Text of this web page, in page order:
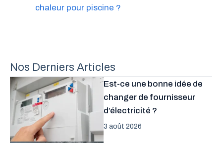
chaleur pour piscine ?
Nos Derniers Articles
Est-ce une bonne idée de
changer de fournisseur
d’électricité ?
3 août 2026